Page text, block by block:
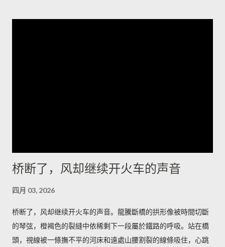
“小拐”的拐弯处下车，面朝东方的坡面上能看见最完整的雅丹轮
廓；午后太阳把沟壑拉长，视角变窄，不如清晨那样有戏剧性。
如果你打算在沙地上拍照，带一双防沙的靴子更能省去许多抱
怨。 在这里，食物是简短而直接的慰藉：一碗热腾腾的手抓羊肉
汤，汤里有骨髓的甘和少许青稞酒的余温。老人们会在炉火边把
酒碗递来，说这是路人的暖，大漠和高原的交界处人情也像汤一
桥断了，风却继续开火车的声音
四月 03, 2026
桥断了，风却继续开火车的声音。龍騰斷橋的拱形像被時間切斷
的琴弦，橙褐色的裂縫中依稀剩下一段屬於鐵路的呼吸。站在橋
頭，視線被一條撫不平的河床和遠處山腰割裂的線條吸住，心跳